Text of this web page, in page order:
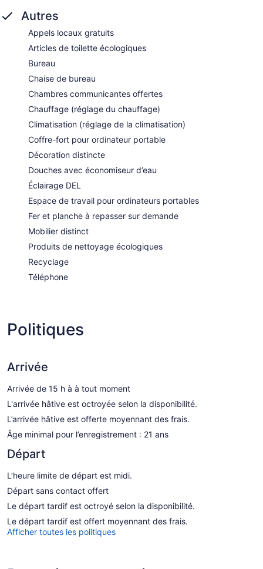
Autres
Appels locaux gratuits
Articles de toilette écologiques
Bureau
Chaise de bureau
Chambres communicantes offertes
Chauffage (réglage du chauffage)
Climatisation (réglage de la climatisation)
Coffre-fort pour ordinateur portable
Décoration distincte
Douches avec économiseur d’eau
Éclairage DEL
Espace de travail pour ordinateurs portables
Fer et planche à repasser sur demande
Mobilier distinct
Produits de nettoyage écologiques
Recyclage
Téléphone
Politiques
Arrivée
Arrivée de 15 h à à tout moment
L'arrivée hâtive est octroyée selon la disponibilité.
L’arrivée hâtive est offerte moyennant des frais.
Âge minimal pour l’enregistrement : 21 ans
Départ
L’heure limite de départ est midi.
Départ sans contact offert
Le départ tardif est octroyé selon la disponibilité.
Le départ tardif est offert moyennant des frais.
Afficher toutes les politiques